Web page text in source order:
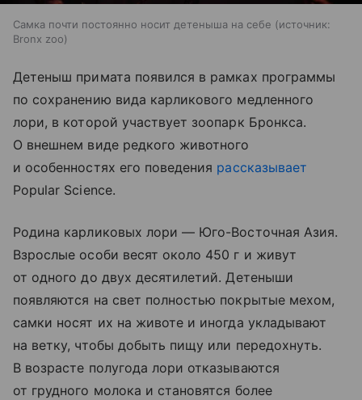
Самка почти постоянно носит детеныша на себе
источник:
Bronx zoo
Детеныш примата появился в рамках программы
по сохранению вида карликового медленного
лори, в которой участвует зоопарк Бронкса.
О внешнем виде редкого животного
и особенностях его поведения рассказывает
Popular Science.
Родина карликовых лори — Юго-Восточная Азия.
Взрослые особи весят около 450 г и живут
от одного до двух десятилетий. Детеныши
появляются на свет полностью покрытые мехом,
самки носят их на животе и иногда укладывают
на ветку, чтобы добыть пищу или передохнуть.
В возрасте полугода лори отказываются
от грудного молока и становятся более